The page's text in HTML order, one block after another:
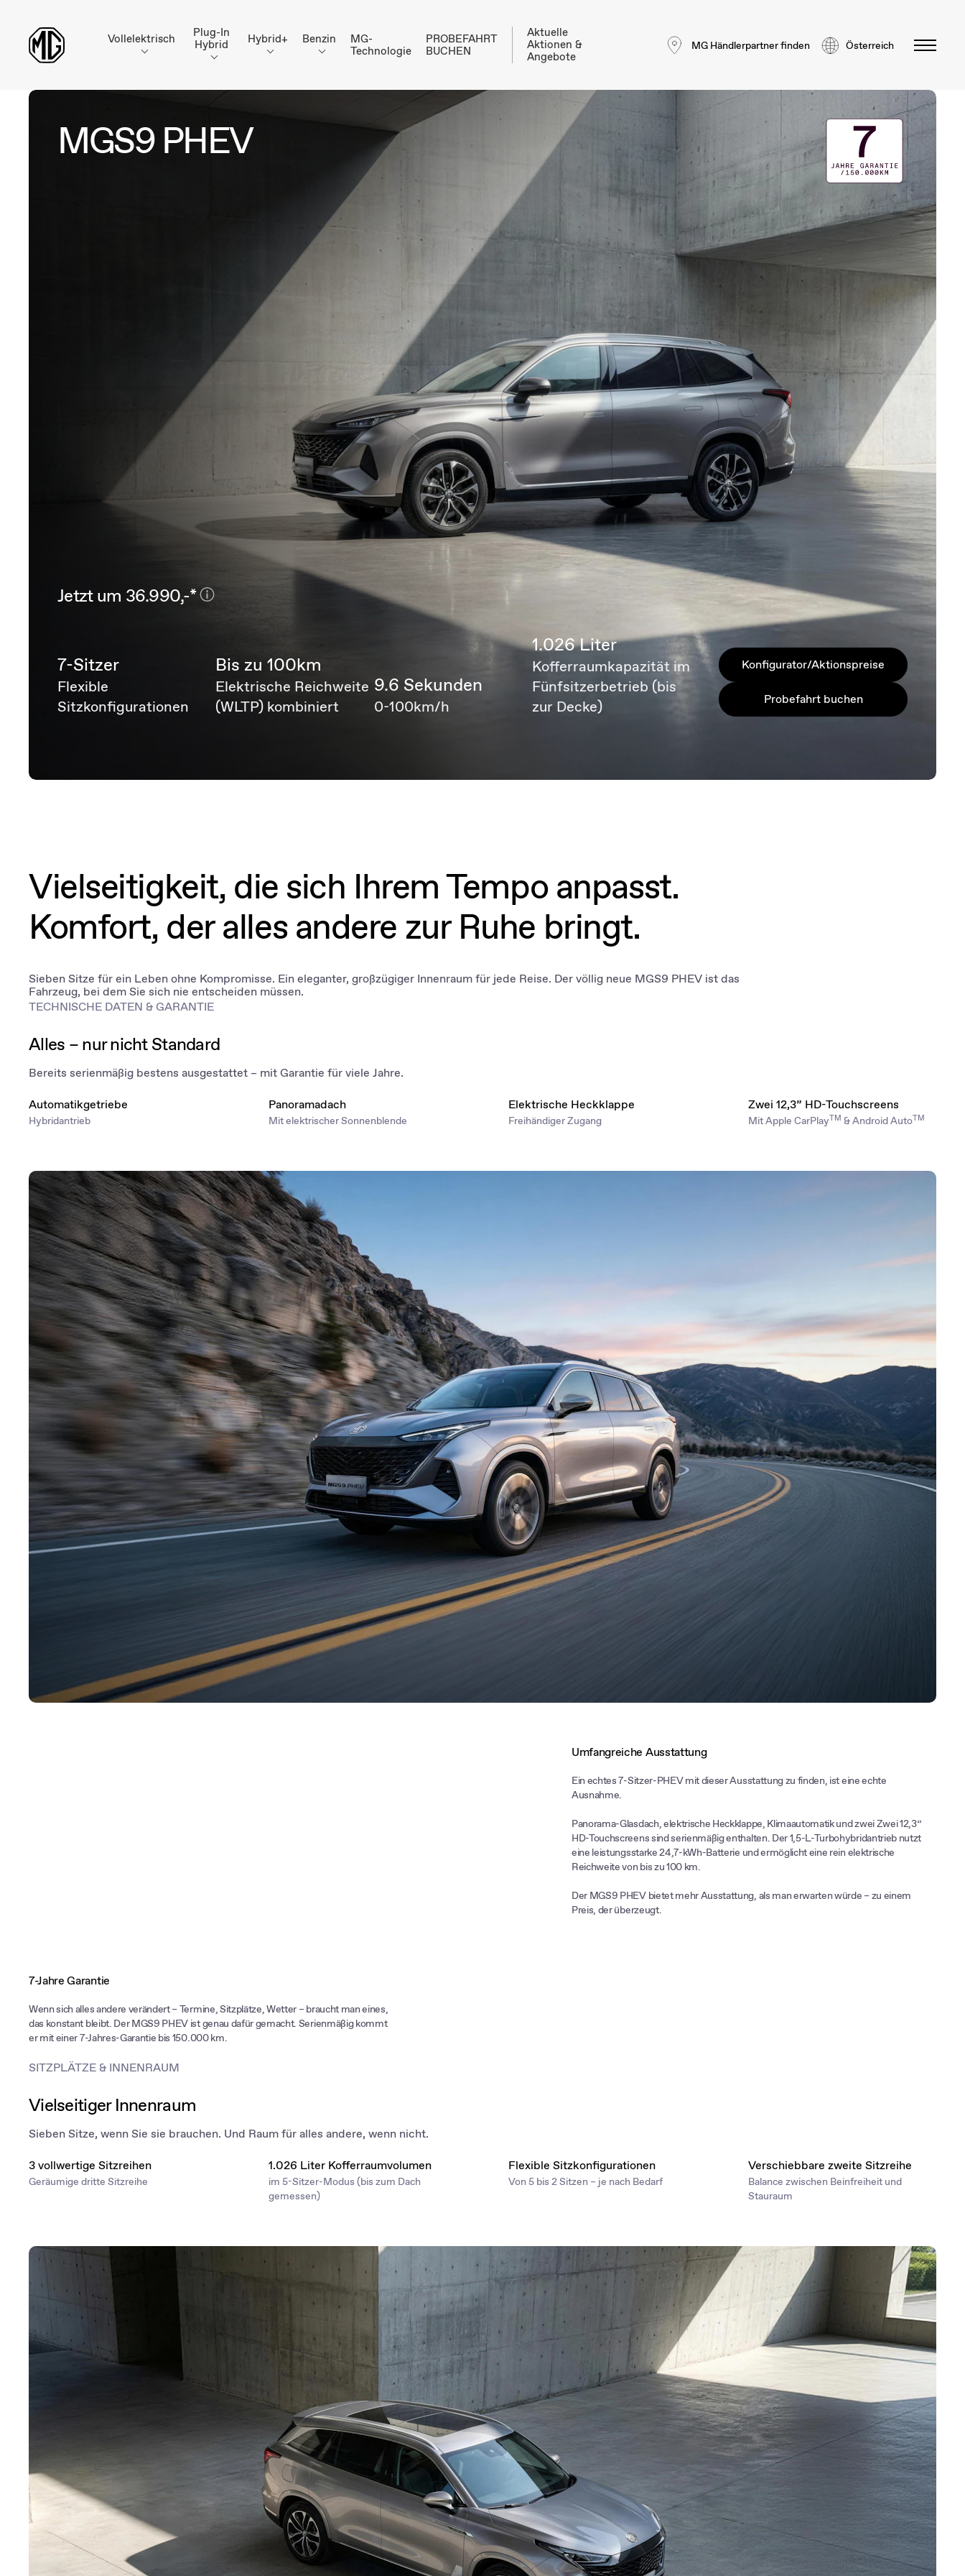
Vollelektrisch
Plug-In
Hybrid+ Benzin
MG-
Technologie
PROBEFAHRT
BUCHEN
Aktuelle
Aktionen &
Angebote
MG Händlerpartner finden Österreich
MGS9 PHEV
Jetzt um 36.990,-*
7-Sitzer
Flexible
Sitzkonfigurationen
Bis zu 100km
Elektrische Reichweite
(WLTP) kombiniert
9.6 Sekunden
0-100km/h
1.026 Liter
Kofferraumkapazität im
Fünfsitzerbetrieb (bis
zur Decke)
Konfigurator/Aktionspreise
Probefahrt buchen
Vielseitigkeit, die sich Ihrem Tempo anpasst.
Komfort, der alles andere zur Ruhe bringt.
Sieben Sitze für ein Leben ohne Kompromisse. Ein eleganter, großzügiger Innenraum für jede Reise. Der völlig neue MGS9 PHEV ist das
Fahrzeug, bei dem Sie sich nie entscheiden müssen.
TECHNISCHE DATEN & GARANTIE
Alles – nur nicht Standard
Bereits serienmäßig bestens ausgestattet – mit Garantie für viele Jahre.
Automatikgetriebe
Hybridantrieb
Panoramadach
Mit elektrischer Sonnenblende
Elektrische Heckklappe
Freihändiger Zugang
Zwei 12,3” HD-Touchscreens
Mit Apple CarPlayTM & Android AutoTM
Umfangreiche Ausstattung
Ein echtes 7-Sitzer-PHEV mit dieser Ausstattung zu finden, ist eine echte
Ausnahme.
Panorama-Glasdach, elektrische Heckklappe, Klimaautomatik und zwei Zwei 12,3”
HD-Touchscreens sind serienmäßig enthalten. Der 1,5-L-Turbohybridantrieb nutzt
eine leistungsstarke 24,7-kWh-Batterie und ermöglicht eine rein elektrische
Reichweite von bis zu 100 km.
Der MGS9 PHEV bietet mehr Ausstattung, als man erwarten würde – zu einem
Preis, der überzeugt.
7-Jahre Garantie
Wenn sich alles andere verändert – Termine, Sitzplätze, Wetter – braucht man eines,
das konstant bleibt. Der MGS9 PHEV ist genau dafür gemacht. Serienmäßig kommt
er mit einer 7-Jahres-Garantie bis 150.000 km.
SITZPLÄTZE & INNENRAUM
Vielseitiger Innenraum
Sieben Sitze, wenn Sie sie brauchen. Und Raum für alles andere, wenn nicht.
3 vollwertige Sitzreihen
Geräumige dritte Sitzreihe
1.026 Liter Kofferraumvolumen
im 5-Sitzer-Modus (bis zum Dach
gemessen)
Flexible Sitzkonfigurationen
Von 5 bis 2 Sitzen – je nach Bedarf
Verschiebbare zweite Sitzreihe
Balance zwischen Beinfreiheit und
Stauraum